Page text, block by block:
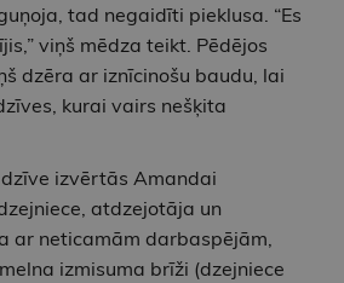
tad negaidīti pieklusa. “Es
viņš mēdza teikt. Pēdējos
dzēra ar iznīcinošu baudu, lai
kurai vairs nešķita
izvērtās Amandai
atdzejotāja un
ar neticamām darbaspējām,
izmisuma brīži (dzejniece